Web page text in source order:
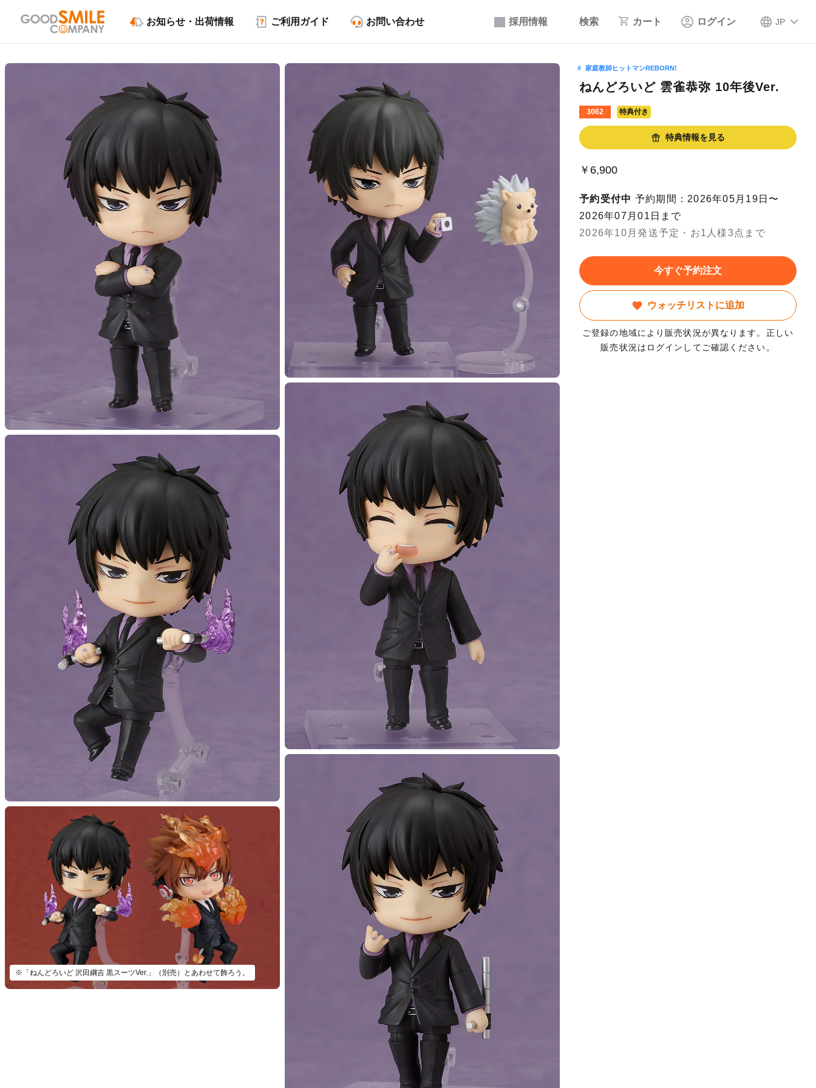
採用情報 検索 カート ログイン JP
お知らせ・出荷情報 ご利用ガイド お問い合わせ
※「ねんどろいど 沢田綱吉 黒スーツVer.」（別売）とあわせて飾ろう。
家庭教師ヒットマンREBORN!
ねんどろいど 雲雀恭弥 10年後Ver.
3062 特典付き
特典情報を見る
￥6,900
予約受付中 予約期間：2026年05月19日〜
2026年07月01日まで
2026年10月発送予定・お1人様3点まで
今すぐ予約注文
ウォッチリストに追加
ご登録の地域により販売状況が異なります。正しい
販売状況はログインしてご確認ください。